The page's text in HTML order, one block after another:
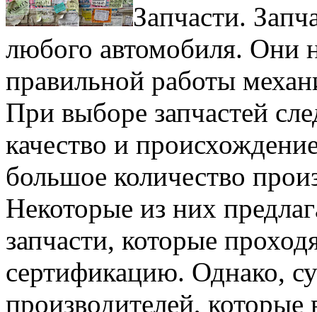
Зaпчaсти.
любого автомобиля. Они
правильной работы
При выборе запчастей
качество и
большое количество
Некоторые из них
запчасти, которые
сертификацию. Однако,
производителей,